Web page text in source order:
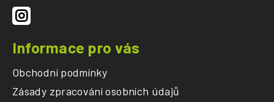
Informace pro vás
Obchodní podmínky
Zásady zpracování osobních údajů